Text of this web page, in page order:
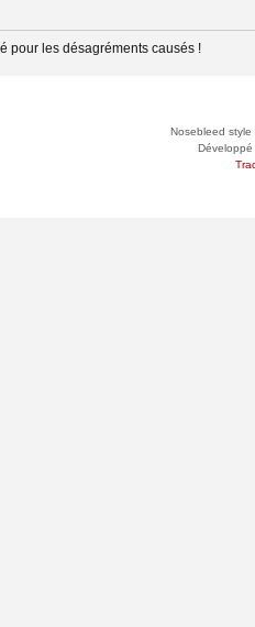
pour les désagréments causés !
Nosebleed style